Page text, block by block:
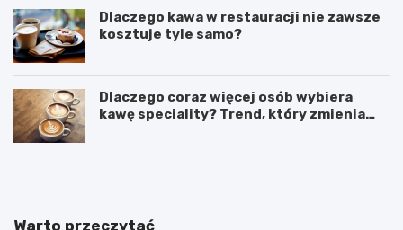
Dlaczego kawa w restauracji nie zawsze
kosztuje tyle samo?
Dlaczego coraz więcej osób wybiera
kawę speciality? Trend, który zmienia
C
a
O
y
Warto przeczytać